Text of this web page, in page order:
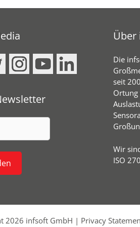
Die
seit
Ortung
Wir
ISO
2026 infsoft GmbH | Privacy